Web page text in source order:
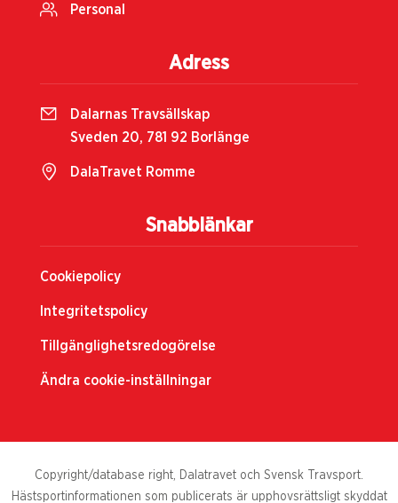
Snabblänkar
Cookiepolicy
Integritetspolicy
Tillgänglighetsredogörelse
Ändra cookie-inställningar
Personal
Adress
Dalarnas Travsällskap
Sveden 20, 781 92 Borlänge
DalaTravet Romme
Copyright/database right, Dalatravet och Svensk Travsport.
Hästsportinformationen som publicerats är upphovsrättsligt skyddat